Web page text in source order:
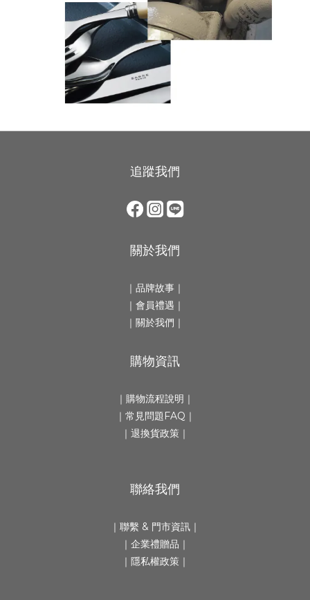
追蹤我們
關於我們
｜ 品牌故事 ｜
｜會員禮遇｜
｜ 關於我們 ｜
購物資訊
｜ 購物流程說明 ｜
｜ 常見問題FAQ ｜
｜ 退換貨政策 ｜
聯絡我們
｜ 聯繫 & 門市資訊 ｜
｜ 企業禮贈品 ｜
｜隱私權政策｜